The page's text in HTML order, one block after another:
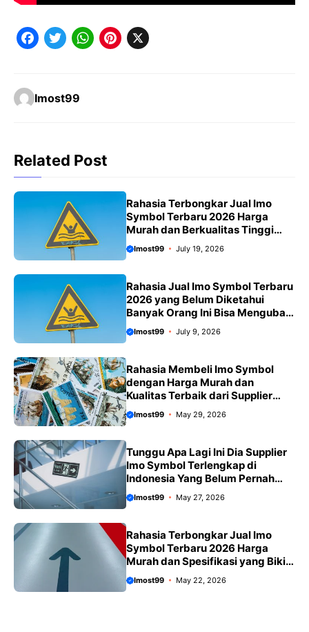
F
c
e
o
o
k
T
t
r
W
t
A
p
p
P
r
e
s
t
X
Imost99
Related Post
Rahasia Terbongkar Jual Imo
Symbol Terbaru 2026 Harga
Murah dan Berkualitas Tinggi
yang Belum Pernah Kamu Ketahui
Sebelumnya
Imost99 July 19, 2026
Rahasia Jual Imo Symbol Terbaru
2026 yang Belum Diketahui
Banyak Orang Ini Bisa Mengubah
Hidup Anda Selamanya
Imost99 July 9, 2026
Rahasia Membeli Imo Symbol
dengan Harga Murah dan
Kualitas Terbaik dari Supplier
Terlengkap di Indonesia
Imost99 May 29, 2026
Tunggu Apa Lagi Ini Dia Supplier
Imo Symbol Terlengkap di
Indonesia Yang Belum Pernah
Anda Ketahui Sebelumnya
Imost99 May 27, 2026
Rahasia Terbongkar Jual Imo
Symbol Terbaru 2026 Harga
Murah dan Spesifikasi yang Bikin
Kamu Terkejut
Imost99 May 22, 2026